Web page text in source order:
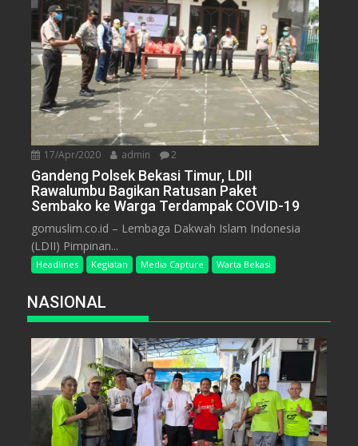
17/Apr/2020 admin 2
Gandeng Polsek Bekasi Timur, LDII
Rawalumbu Bagikan Ratusan Paket
Sembako ke Warga Terdampak COVID-19
gomuslim.co.id – Lembaga Dakwah Islam Indonesia
(LDII) Pimpinan...
Headlines Kegiatan Media Capture Warta Bekasi
NASIONAL